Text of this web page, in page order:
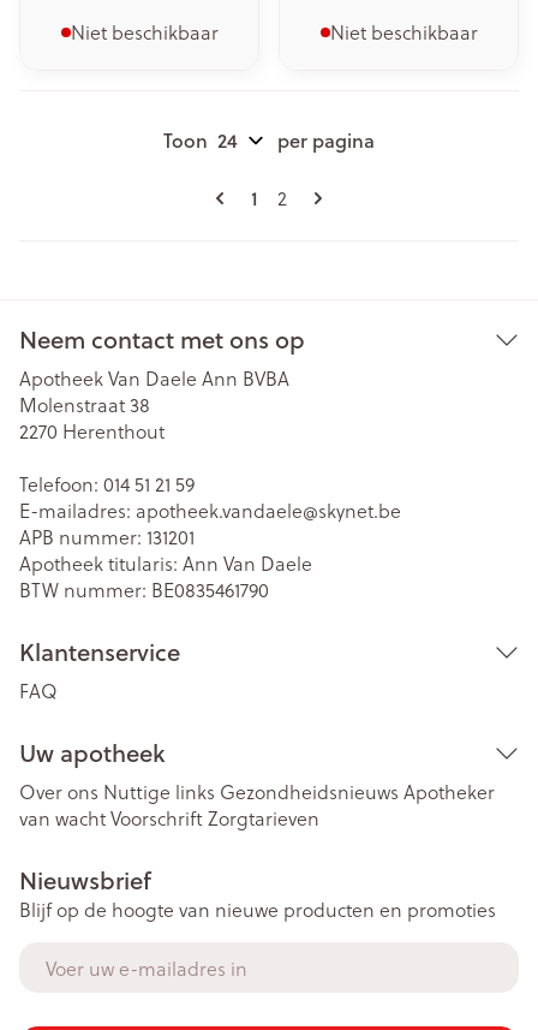
Niet beschikbaar Niet beschikbaar
Pagina's
U lees momenteel pagina
1 Pagina
2
Toon per pagina
Neem contact met ons op
Apotheek Van Daele Ann BVBA
Molenstraat 38
2270 Herenthout
Telefoon: 014 51 21 59
E-mailadres: apotheek.vandaele@skynet.be
APB nummer: 131201
Apotheek titularis: Ann Van Daele
BTW nummer: BE0835461790
Klantenservice
FAQ
Uw apotheek
Over ons Nuttige links Gezondheidsnieuws Apotheker
van wachtVoorschriftZorgtarieven
Nieuwsbrief
Blijf op de hoogte van nieuwe producten en promoties